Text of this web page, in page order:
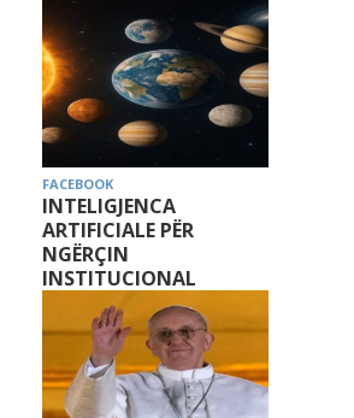
FACEBOOK
INTELIGJENCA
ARTIFICIALE PËR
NGËRÇIN
INSTITUCIONAL